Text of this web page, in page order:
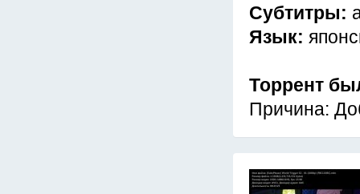
Субтитры:
Язык:
Торрент
Причина: